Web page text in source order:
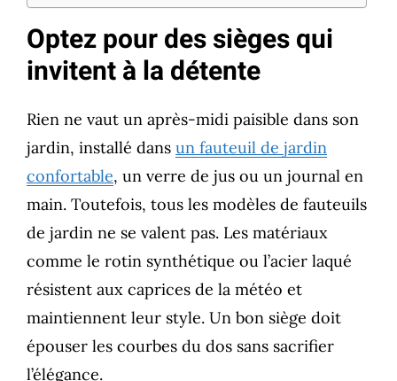
Optez pour des sièges qui
invitent à la détente
Rien ne vaut un après-midi paisible dans son
jardin, installé dans un fauteuil de jardin
confortable, un verre de jus ou un journal en
main. Toutefois, tous les modèles de fauteuils
de jardin ne se valent pas. Les matériaux
comme le rotin synthétique ou l’acier laqué
résistent aux caprices de la météo et
maintiennent leur style. Un bon siège doit
épouser les courbes du dos sans sacrifier
l’élégance.